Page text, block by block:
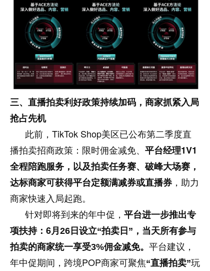
三、直播拍卖利好政策持续加码，商家抓紧入局
抢占先机
此前， TikTok Shop美区已公布第二季度直
播拍卖招商政策：限时佣金减免、 平台经理1V1
全程陪跑服务，以及拍卖任务赛、破峰大场赛，
达标商家可获得平台定额满减券或直播券，助力
商家快速入局起跑。
针对即将到来的年中促， 平台进一步推出专
项扶持： 6月 26 日设立“拍卖日 ” ，当天所有参与
拍卖的商家统一享受3%佣金减免。 平台建议，
年中促期间，跨境POP商家可聚焦“直播拍卖”玩